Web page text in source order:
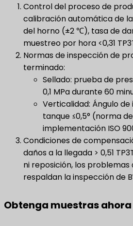
Control del proceso de
calibración automática de
del horno (±2 ℃), tasa de
muestreo por hora <0,31
Normas de inspección de
terminado:
Sellado: prueba de
0,1 MPa durante 60
Verticalidad: Ángulo
tanque ≤0,5° (norma de
implementación ISO
Condiciones de
daños a la llegada > 0,51
ni reposición, los problemas
respaldan la inspección de
Obtenga muestras ahora